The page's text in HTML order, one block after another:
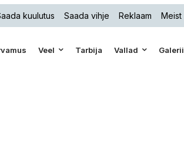
kuulutus Saada vihje Reklaam Meist
Veel Tarbija Vallad Galerii